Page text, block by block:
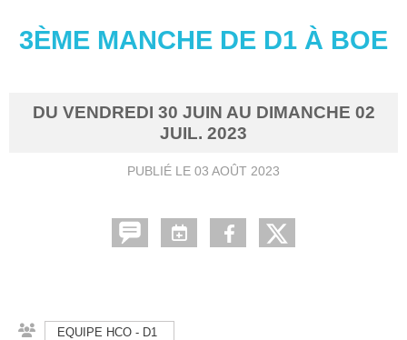
3ÈME MANCHE DE D1 À BOE
DU VENDREDI 30 JUIN AU DIMANCHE 02
JUIL. 2023
PUBLIÉ LE 03 AOÛT 2023
EQUIPE HCO - D1